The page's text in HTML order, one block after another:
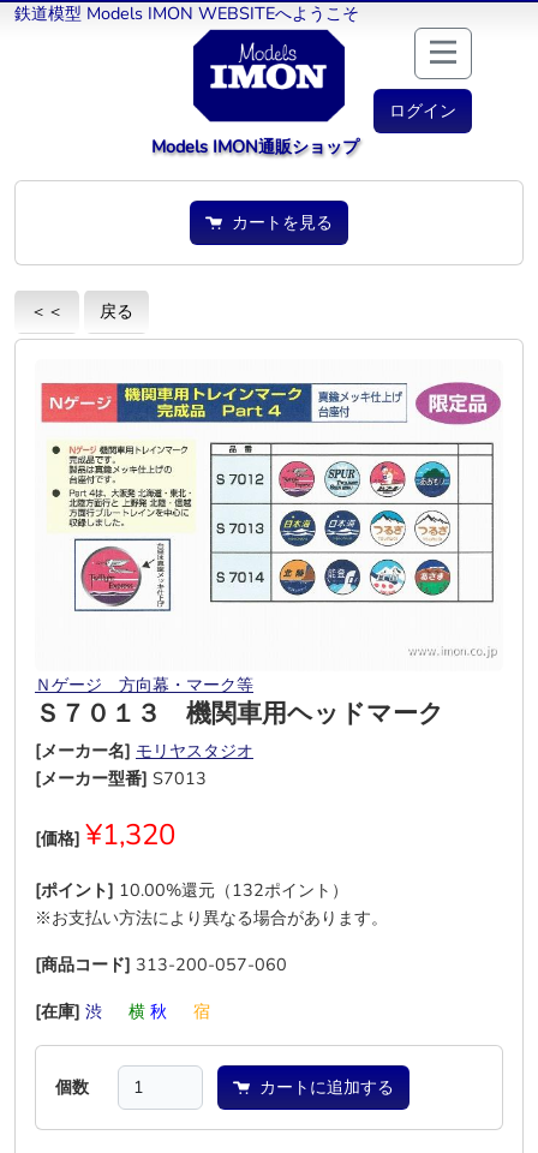
鉄道模型 Models IMON WEBSITEへようこそ
ログイン
Models IMON通販ショップ
カートを見る
＜＜ 戻る
Ｎゲージ 方向幕・マーク等
Ｓ７０１３ 機関車用ヘッドマーク
[メーカー名] モリヤスタジオ
[メーカー型番] S7013
[価格] ¥1,320
[ポイント] 10.00%還元（132ポイント）
※お支払い方法により異なる場合があります。
[商品コード] 313-200-057-060
[在庫] 渋 横 秋 宿
個数 カートに追加する